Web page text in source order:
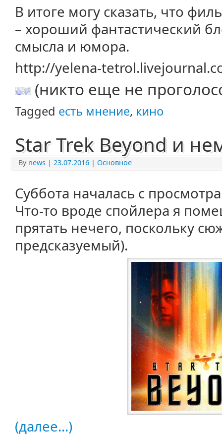
В итоге могу сказать, что
– хороший фантастический
смысла и юмора.
http://yelena-
(никто еще не
Tagged есть мнение, кино
Star Trek Beyond и
By news | 23.07.2016 | Основное
Суббота началась с
Что-то вроде спойлера я
прятать нечего, поскольку
предсказуемый).
(далее...)